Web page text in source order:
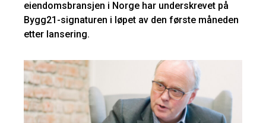
eiendomsbransjen i Norge har underskrevet på
Bygg21-signaturen i løpet av den første måneden
etter lansering.